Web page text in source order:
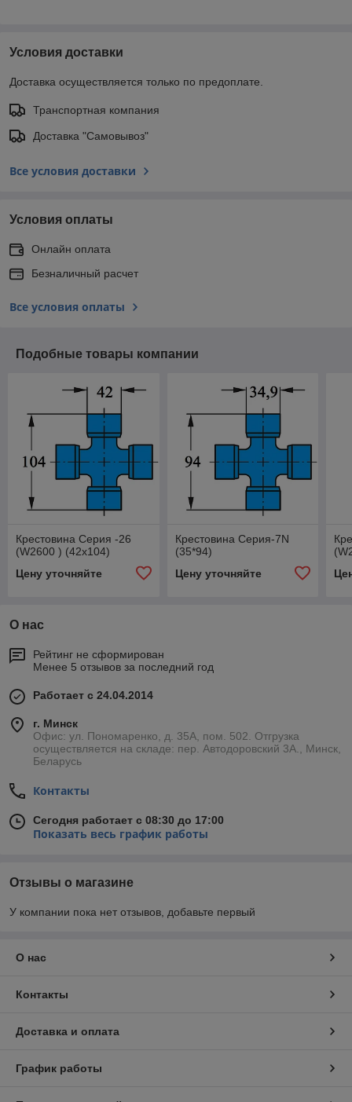
Условия доставки
Доставка осуществляется только по предоплате.
Транспортная компания
Доставка "Самовывоз"
Все условия доставки
Условия оплаты
Онлайн оплата
Безналичный расчет
Все условия оплаты
Подобные товары компании
Крестовина Серия -26
(W2600 ) (42х104)
Цену уточняйте
Крестовина Серия-7N
(35*94)
Цену уточняйте
О нас
Рейтинг не сформирован
Менее 5 отзывов за последний год
Работает с 24.04.2014
г. Минск
Офис: ул. Пономаренко, д. 35А, пом. 502. Отгрузка
осуществляется на складе: пер. Автодоровский 3А., Минск,
Беларусь
Контакты
Сегодня работает с 08:30 до 17:00
Показать весь график работы
Отзывы о магазине
У компании пока нет отзывов, добавьте первый
О нас
Контакты
Доставка и оплата
График работы